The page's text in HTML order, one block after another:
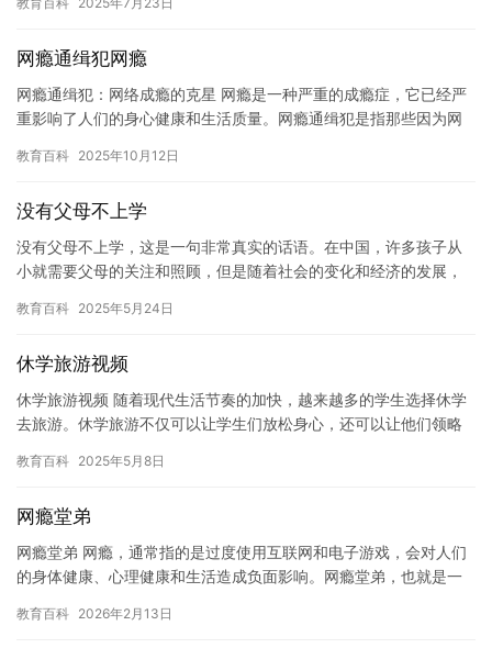
学习和…
网瘾通缉犯网瘾
网瘾通缉犯：网络成瘾的克星 网瘾是一种严重的成瘾症，它已经严
重影响了人们的身心健康和生活质量。网瘾通缉犯是指那些因为网
行…
教育百科 2025年10月12日
没有父母不上学
没有父母不上学，这是一句非常真实的话语。在中国，许多孩子从
小就需要父母的关注和照顾，但是随着社会的变化和经济的发展，
而，没…
教育百科 2025年5月24日
休学旅游视频
休学旅游视频 随着现代生活节奏的加快，越来越多的学生选择休学
去旅游。休学旅游不仅可以让学生们放松身心，还可以让他们领略
的选…
教育百科 2025年5月8日
网瘾堂弟
网瘾堂弟 网瘾，通常指的是过度使用互联网和电子游戏，会对人们
的身体健康、心理健康和生活造成负面影响。网瘾堂弟，也就是一
联…
教育百科 2026年2月13日